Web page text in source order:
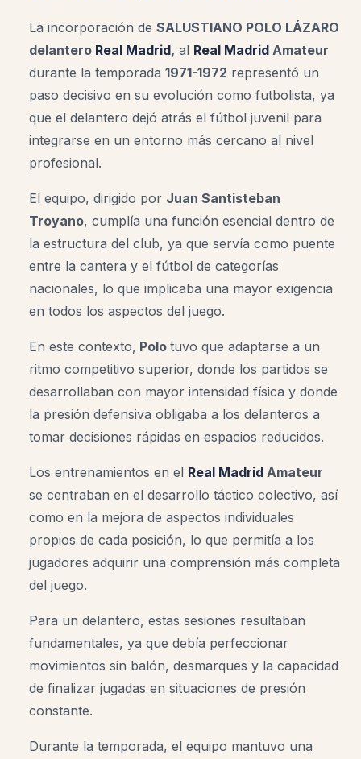
La incorporación de SALUSTIANO POLO LÁZARO
delantero Real Madrid, al Real Madrid Amateur
durante la temporada 1971-1972 representó un
paso decisivo en su evolución como futbolista, ya
que el delantero dejó atrás el fútbol juvenil para
integrarse en un entorno más cercano al nivel
profesional.
El equipo, dirigido por Juan Santisteban
Troyano, cumplía una función esencial dentro de
la estructura del club, ya que servía como puente
entre la cantera y el fútbol de categorías
nacionales, lo que implicaba una mayor exigencia
en todos los aspectos del juego.
En este contexto, Polo tuvo que adaptarse a un
ritmo competitivo superior, donde los partidos se
desarrollaban con mayor intensidad física y donde
la presión defensiva obligaba a los delanteros a
tomar decisiones rápidas en espacios reducidos.
Los entrenamientos en el Real Madrid Amateur
se centraban en el desarrollo táctico colectivo, así
como en la mejora de aspectos individuales
propios de cada posición, lo que permitía a los
jugadores adquirir una comprensión más completa
del juego.
Para un delantero, estas sesiones resultaban
fundamentales, ya que debía perfeccionar
movimientos sin balón, desmarques y la capacidad
de finalizar jugadas en situaciones de presión
constante.
Durante la temporada, el equipo mantuvo una